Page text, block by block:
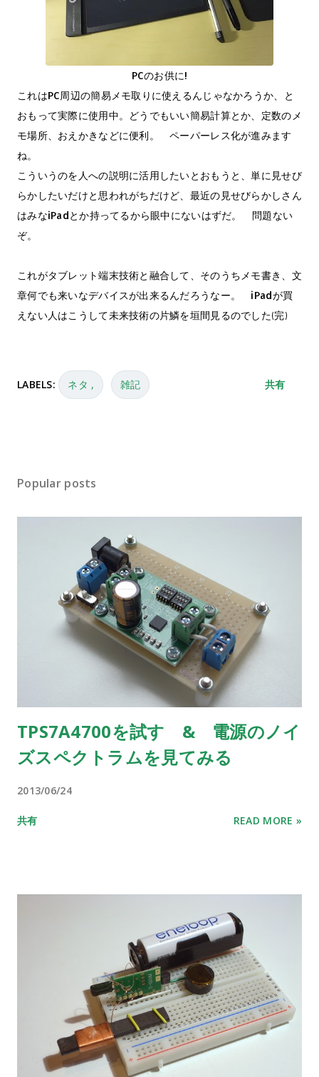
PCのお供に!
これはPC周辺の簡易メモ取りに使えるんじゃなかろうか、と
おもって実際に使用中。どうでもいい簡易計算とか、定数のメ
モ場所、おえかきなどに便利。 ペーパーレス化が進みます
ね。
こういうのを人への説明に活用したいとおもうと、単に見せび
らかしたいだけと思われがちだけど、最近の見せびらかしさん
はみなiPadとか持ってるから眼中にないはずだ。 問題ない
ぞ。
これがタブレット端末技術と融合して、そのうちメモ書き、文
章何でも来いなデバイスが出来るんだろうなー。 iPadが買
えない人はこうして未来技術の片鱗を垣間見るのでした(完)
LABELS: ネタ 雑記 共有
Popular posts
TPS7A4700を試す & 電源のノイ
ズスペクトラムを見てみる
2013/06/24
共有 READ MORE »